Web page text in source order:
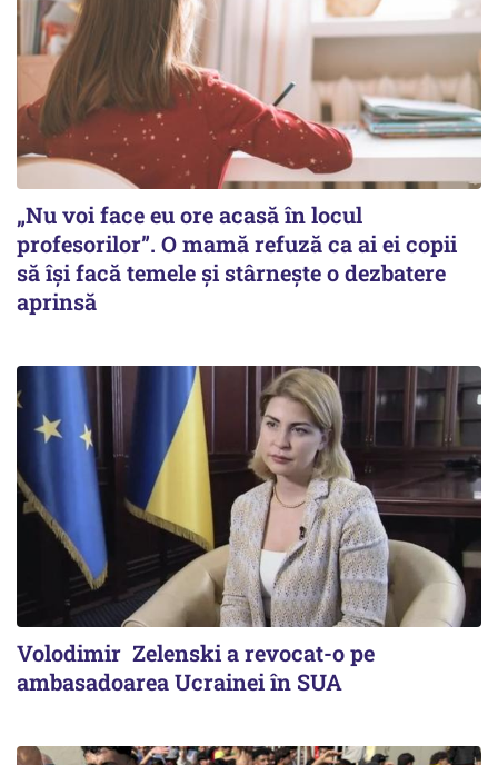
„Nu voi face eu ore acasă în locul
profesorilor”. O mamă refuză ca ai ei copii
să își facă temele și stârnește o dezbatere
aprinsă
Volodimir Zelenski a revocat-o pe
ambasadoarea Ucrainei în SUA